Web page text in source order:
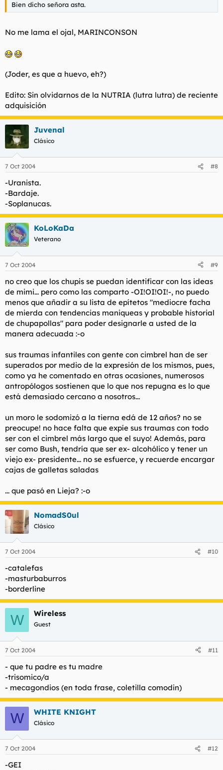
Bien dicho señora asta.
No me lama el ojal, MARINCONSON
(Joder, es que a huevo, eh?)
Edito: Sin olvidarnos de la NUTRIA (lutra lutra) de reciente
adquisición
Juvenal
Clásico
7 Oct 2004 #8
-Uranista.
-Bardaje.
-Soplanucas.
KoLoKaDa
Veterano
7 Oct 2004 #9
no creo que los chupis se puedan identificar con las ideas
de mimi... pero como las comparto -OI!OI!OI!-, no puedo
menos que añadir a su lista de epítetos "mediocre facha
de mierda con tendencias maniqueas y probable historial
de chupapollas" para poder designarle a usted de la
manera adecuada :-o
sus traumas infantiles con gente con cimbrel han de ser
superados por medio de la expresión de los mismos, pues,
como ya he comentado en otras ocasiones, numerosos
antropólogos sostienen que lo que nos repugna es lo que
está demasiado cercano a nosotros...
un moro le sodomizó a la tierna edá de 12 años? no se
preocupe! no hace falta que expíe sus traumas con todo
ser con el cimbrel más largo que el suyo! Además, para
ser como Bush, tendría que ser ex- alcohólico y tener un
viejo ex- presidente... no se esfuerce, y recuerde encargar
cajas de galletas saladas
... que pasó en Lieja? :-o
NomadS0ul
Clásico
7 Oct 2004 #10
-catalefas
-masturbaburros
-borderline
W Wireless
Guest
7 Oct 2004 #11
- que tu padre es tu madre
-trisomico/a
- mecagondios (en toda frase, coletilla comodin)
W WHITE KNIGHT
Clásico
7 Oct 2004 #12
-GEI